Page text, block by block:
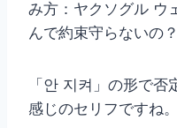
み方：ヤクソグル ウ
んで約束守らないの？
「안 지켜」の形で
感じのセリフですね。